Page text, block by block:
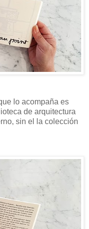
lo acompaña es
de arquitectura
sin el la colección